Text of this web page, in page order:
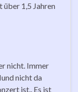
1,5 Jahren
nicht. Immer
nicht da
ist.. Es ist